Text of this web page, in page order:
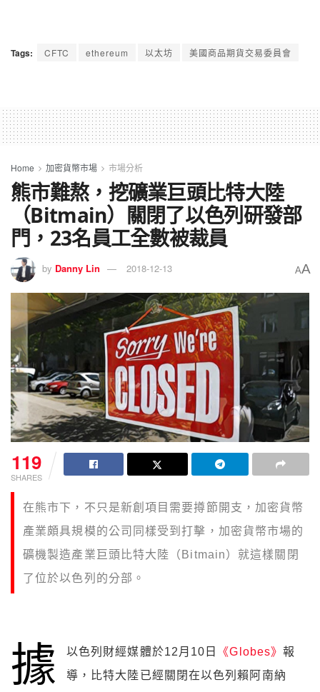
Tags: CFTC ethereum 以太坊 美國商品期貨交易委員會
Home 加密貨幣市場 市場分析
熊市難熬，挖礦業巨頭比特大陸
（Bitmain）關閉了以色列研發部
門，23名員工全數被裁員
by Danny Lin 2018-12-13 AA
119
SHARES
在熊市下，不只是新創項目需要撙節開支，加密貨幣
產業頗具規模的公司同樣受到打擊，加密貨幣市場的
礦機製造產業巨頭比特大陸（Bitmain）就這樣關閉
了位於以色列的分部。
據 以色列財經媒體於12月10日 《Globes》報
導，比特大陸已經關閉在以色列賴阿南納